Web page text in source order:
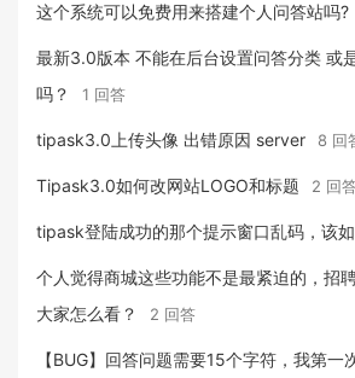
这个系统可以免费用来搭建个人问答站吗?
最新3.0版本 不能在后台设置问答分类 或
吗？
1 回答
tipask3.0上传头像 出错原因 server 8 回
Tipask3.0如何改网站LOGO和标题 2 回
tipask登陆成功的那个提示窗口乱码，该
个人觉得商城这些功能不是最紧迫的，招
大家怎么看？
2 回答
【BUG】回答问题需要15个字符，我第一